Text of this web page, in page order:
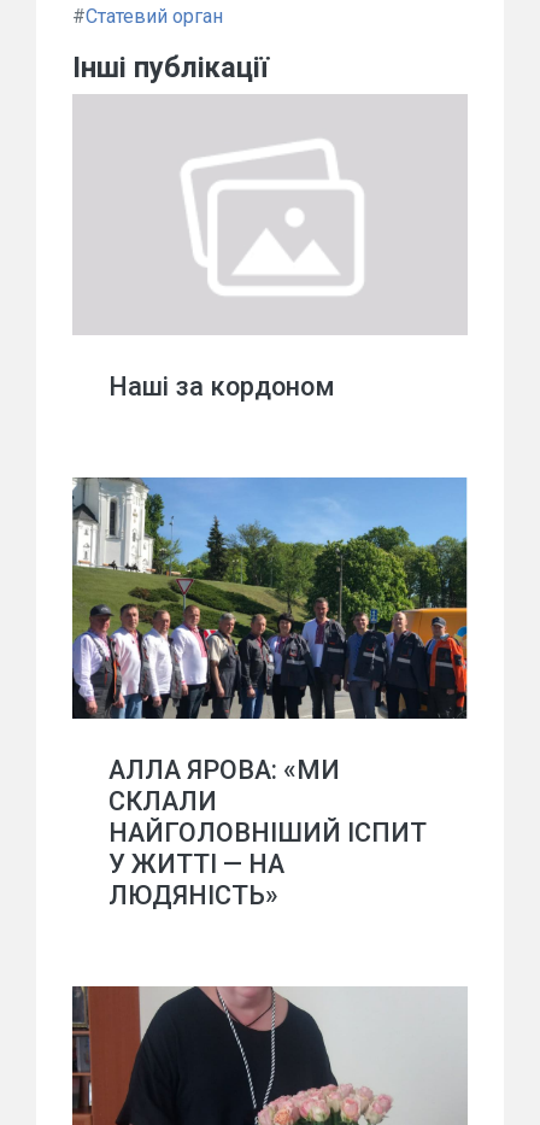
#Статевий орган
Інші публікації
Наші за кордоном
АЛЛА ЯРОВА: «МИ
СКЛАЛИ
НАЙГОЛОВНІШИЙ ІСПИТ
У ЖИТТІ — НА
ЛЮДЯНІСТЬ»